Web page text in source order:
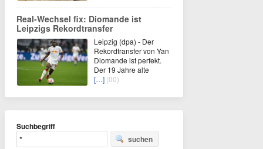
Real-Wechsel fix: Diomande ist
Leipzigs Rekordtransfer
Leipzig (dpa) - Der
Rekordtransfer von Yan
Diomande ist perfekt.
Der 19 Jahre alte
[…] (00)
Suchbegriff
suchen